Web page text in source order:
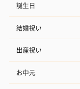
誕生日
結婚祝い
出産祝い
お中元